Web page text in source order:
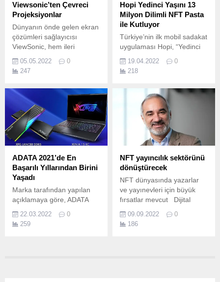
Viewsonic’ten Çevreci
Projeksiyonlar
Dünyanın önde gelen ekran
çözümleri sağlayıcısı
ViewSonic, hem ileri
insan sağlığına ve çevreye
duyarlı 2 yeni projeksiyon
05.05.2022
0
247
Hopi Yedinci Yaşını 13
Milyon Dilimli NFT Pasta
ile Kutluyor
Türkiye’nin ilk mobil sadakat
uygulaması Hopi, “Yedinci
mı?” kampanyası ile yeni
yaşını 13 milyon üyesi için
dilimden oluşan dev bir
pasta ile kutluyor.
19.04.2022
0
218
ADATA 2021’de En
Başarılı Yıllarından Birini
Yaşadı
Marka tarafından yapılan
açıklamaya göre, ADATA
tanıttığı yeni nesil ürünler ve
mali performansıyla son
22.03.2022
0
259
NFT yayıncılık sektörünü
dönüştürecek
NFT dünyasında yazarlar
ve yayınevleri için büyük
fırsatlar mevcut Dijital
koleksiyon ürünlerini tescil
edilebilir ve satılabilir
09.09.2022
0
186